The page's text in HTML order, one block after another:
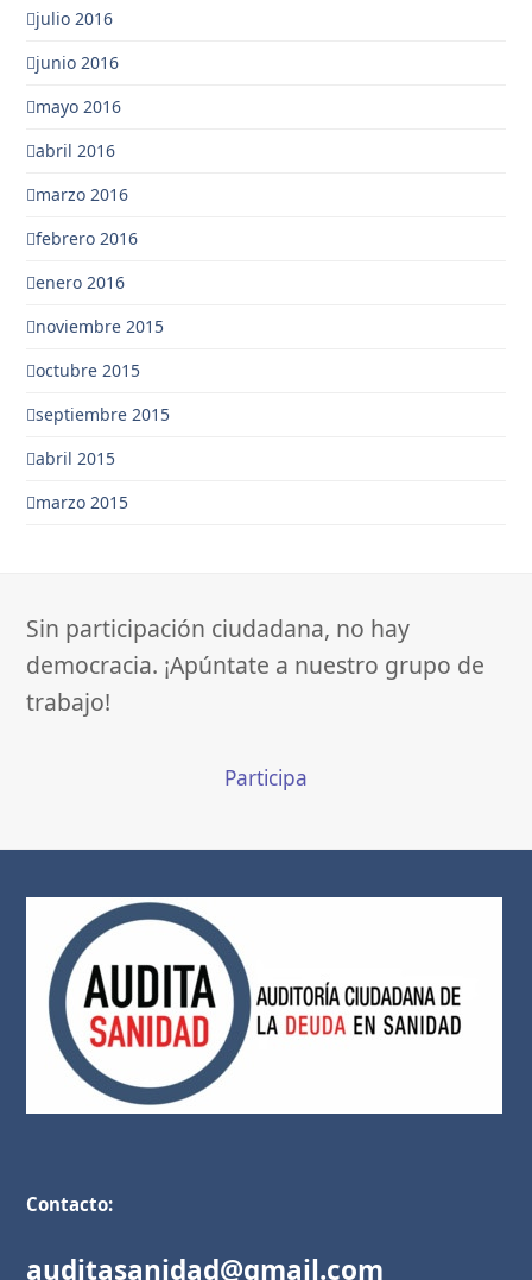
julio 2016
junio 2016
mayo 2016
abril 2016
marzo 2016
febrero 2016
enero 2016
noviembre 2015
octubre 2015
septiembre 2015
abril 2015
marzo 2015
Sin participación ciudadana, no hay
democracia. ¡Apúntate a nuestro grupo de
trabajo!
Participa
Contacto:
auditasanidad@gmail.com